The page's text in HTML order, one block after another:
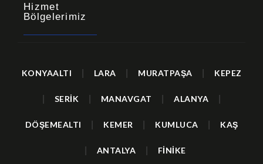
Hizmet
Bölgelerimiz
KONYAALTI LARA MURATPAŞA KEPEZ
SERİK MANAVGAT ALANYA
DÖŞEMEALTI KEMER KUMLUCA KAŞ
ANTALYA FİNİKE